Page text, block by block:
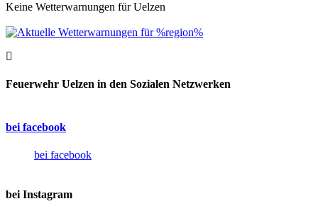
Keine Wetterwarnungen für Uelzen
Feuerwehr Uelzen in den Sozialen Netzwerken
bei facebook
bei facebook
bei Instagram